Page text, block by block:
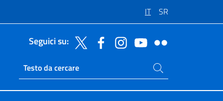
IT SR
Seguici su:
Ricerca sito live
Cerca nel sito